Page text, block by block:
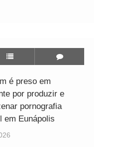
é preso em
por produzir e
pornografia
em Eunápolis